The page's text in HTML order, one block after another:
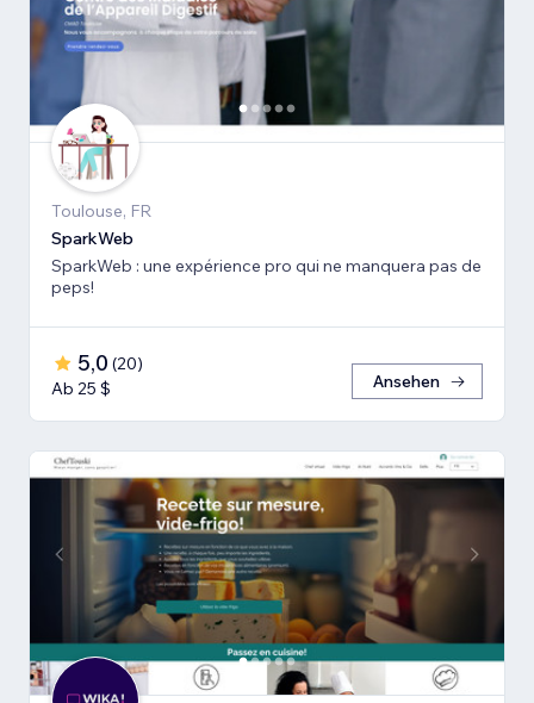
Toulouse, FR
SparkWeb
SparkWeb : une expérience pro qui ne manquera pas de
peps!
5,0 (20)
Ab 25 $
Ansehen